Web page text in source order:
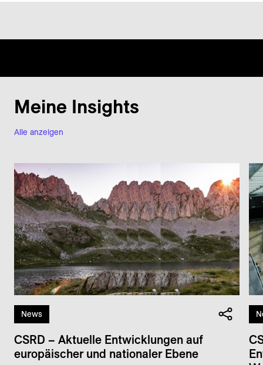
Alle anzeigen
Meine Insights
News
CSRD – Aktuelle Entwicklungen auf
europäischer und nationaler Ebene